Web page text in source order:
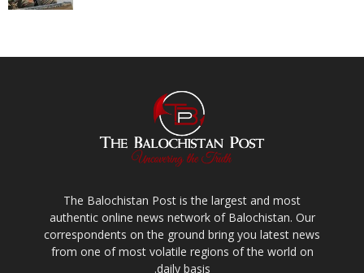
The Balochistan Post is the largest and most
authentic online news network of Balochistan. Our
correspondents on the ground bring you latest news
from one of most volatile regions of the world on
daily basis.